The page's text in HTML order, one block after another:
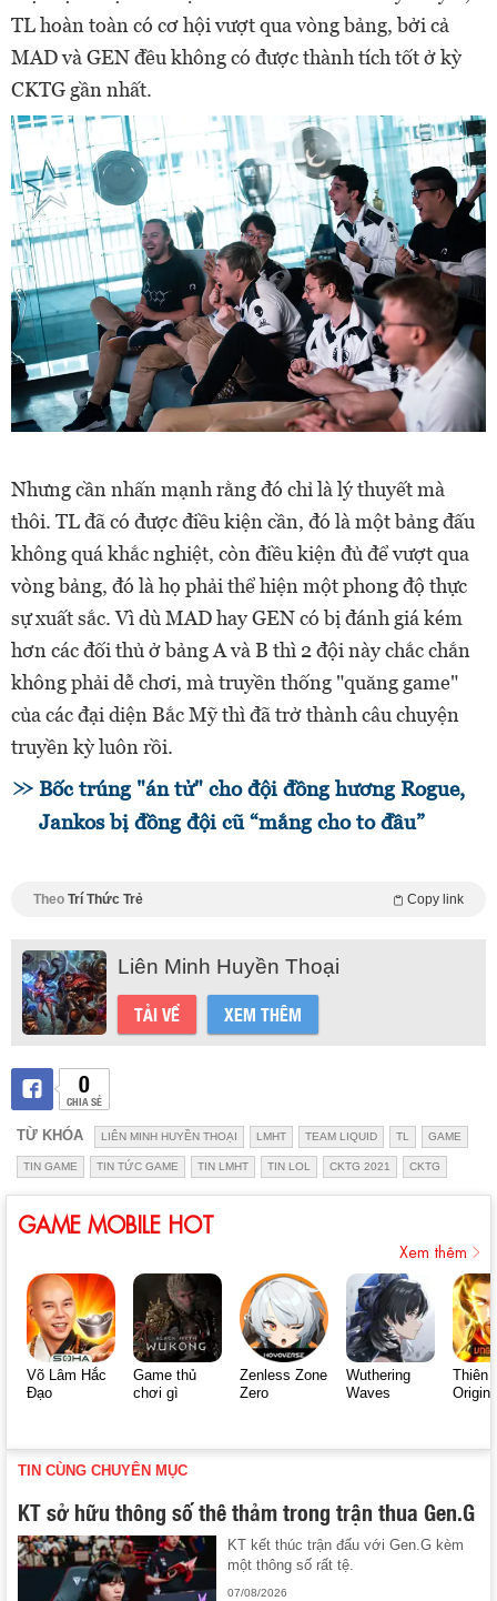
TL hoàn toàn có cơ hội vượt qua vòng bảng, bởi cả
MAD và GEN đều không có được thành tích tốt ở kỳ
CKTG gần nhất.
Nhưng cần nhấn mạnh rằng đó chỉ là lý thuyết mà
thôi. TL đã có được điều kiện cần, đó là một bảng đấu
không quá khắc nghiệt, còn điều kiện đủ để vượt qua
vòng bảng, đó là họ phải thể hiện một phong độ thực
sự xuất sắc. Vì dù MAD hay GEN có bị đánh giá kém
hơn các đối thủ ở bảng A và B thì 2 đội này chắc chắn
không phải dễ chơi, mà truyền thống "quăng game"
của các đại diện Bắc Mỹ thì đã trở thành câu chuyện
truyền kỳ luôn rồi.
Bốc trúng "án tử" cho đội đồng hương Rogue,
Jankos bị đồng đội cũ “mắng cho to đầu”
Theo Trí Thức Trẻ Copy link
Liên Minh Huyền Thoại
TẢI VỀ XEM THÊM
0
CHIA SẺ
TỪ KHÓA LIÊN MINH HUYỀN THOẠI LMHT TEAM LIQUID TL GAME
TIN GAME TIN TỨC GAME TIN LMHT TIN LOL CKTG 2021 CKTG
GAME MOBILE HOT
Xem thêm
Võ Lâm Hắc
Đạo
Game thủ
chơi gì
Zenless Zone
Zero
Wuthering
Waves
Thiên
Origin
TIN CÙNG CHUYÊN MỤC
KT sở hữu thông số thê thảm trong trận thua Gen.G
KT kết thúc trận đấu với Gen.G kèm
một thông số rất tệ.
07/08/2026